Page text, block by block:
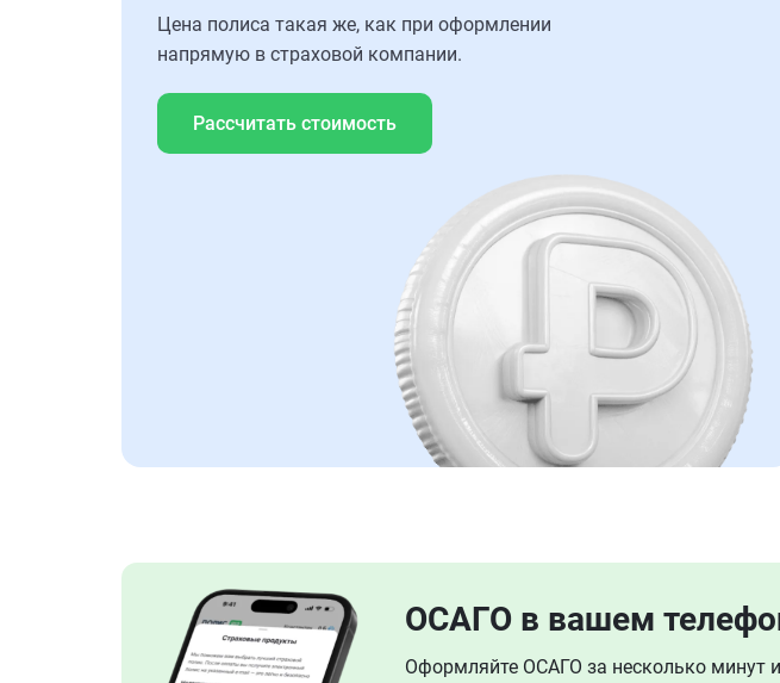
Цена полиса такая же, как при оформлении
напрямую в страховой компании.
Рассчитать стоимость
ОСАГО в вашем
Оформляйте ОСАГО за несколько минут